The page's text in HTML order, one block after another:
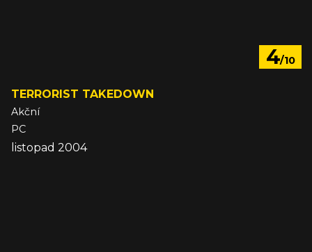
4/10
TERRORIST TAKEDOWN
Akční
PC
listopad 2004